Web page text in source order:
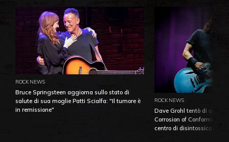
ROCK NEWS
Bruce Springsteen aggiorna sullo stato di
salute di sua moglie Patti Scialfa: "Il tumore è
in remissione"
ROCK NEWS
Dave Grohl tentò di
Corrosion of Conformity
centro di